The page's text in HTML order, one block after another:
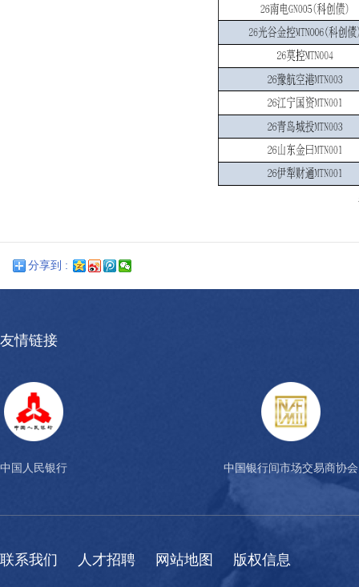
分享到 :
友情链接
中国人民银行 中国银行间市场交易商协会
联系我们 人才招聘 网站地图 版权信息